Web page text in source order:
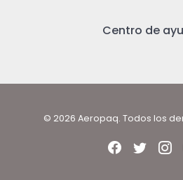
Centro de
© 2026 Aeropaq. Todos los